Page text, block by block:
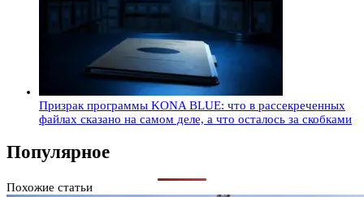
Призрак программы KONA BLUE: что в рассекреченных
файлах сказано на самом деле, а что осталось за скобками
Популярное
Похожие статьи